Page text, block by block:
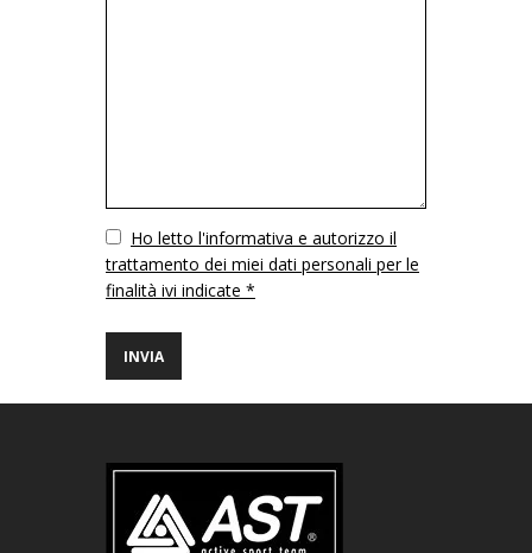
VuotoHo letto l'informativa e autorizzo il
trattamento dei miei dati personali per le
finalità ivi indicate *